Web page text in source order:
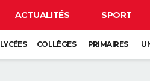
ACTUALITÉS SPORT
LYCÉES COLLÈGES PRIMAIRES